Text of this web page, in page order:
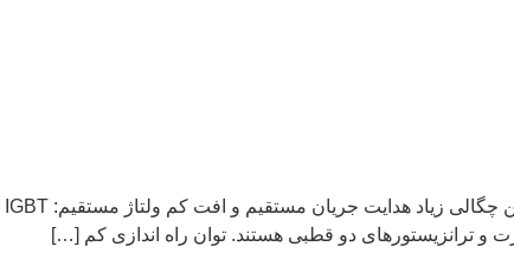
ترانزیستورهای دو قطبی هستند. توان راه اندازی کم […]